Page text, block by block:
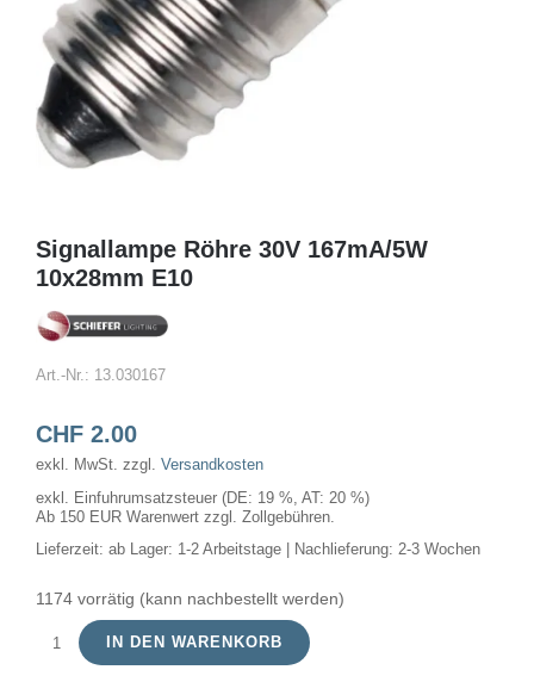
Signallampe Röhre 30V 167mA/5W
10x28mm E10
Art.-Nr.: 13.030167
CHF2.00
exkl. MwSt. zzgl. Versandkosten
exkl. Einfuhrumsatzsteuer (DE: 19 %, AT: 20 %)
Ab 150 EUR Warenwert zzgl. Zollgebühren.
Lieferzeit: ab Lager: 1-2 Arbeitstage | Nachlieferung: 2-3 Wochen
1174 vorrätig (kann nachbestellt werden)
Signallampe
IN DEN WARENKORB